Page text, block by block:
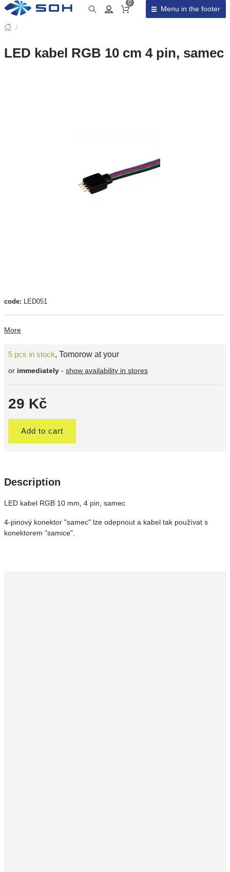
Cart total
0
Menu in the footer
/
LED kabel RGB 10 cm 4 pin, samec
code: LED051
More
5 pcs in stock, Tomorow at your
or immediately - show availability in stores
29 Kč
Add to cart
Description
LED kabel RGB 10 mm, 4 pin, samec
4-pinový konektor "samec" lze odepnout a kabel tak používat s
konektorem "samice".